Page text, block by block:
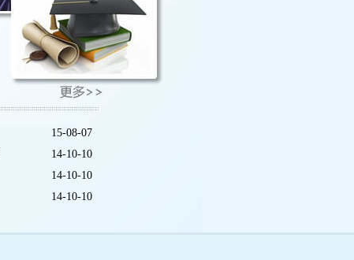
15-08-07
14-10-10
14-10-10
14-10-10